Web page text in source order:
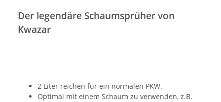
Der legendäre Schaumsprüher von
Kwazar
2 Liter reichen für ein normalen PKW.
Optimal mit einem Schaum zu verwenden, z.B.